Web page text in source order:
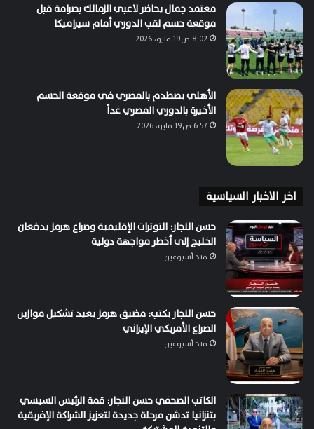
معتمد جمال يحاضر لاعبي الزمالك بصرامة قبل
موقعة حسم لقب الدوري أمام سيراميكا
8:02 ص19 مايو، 2026
الأهلي يصطدم بالمصري في موقعة الحسم
الأخيرة بالدوري المصري غداً
6:57 ص19 مايو، 2026
اخر الاخبار السياسية
حسن النجار: التوترات الإقليمية وصراع هرمز يدفعان
الخليج إلى أخطر مواجهة دولية
منذ أسبوعين
حسن النجار يكتب: مضيق هرمز يعيد تشكيل موازين
الصراع الأمريكي الإيراني
منذ أسبوعين
الكاتب الصحفي حسن النجار: قمة الرئيس السيسي
بتنزانيا تدشن مرحلة جديدة لتعزيز الشراكة الإفريقية